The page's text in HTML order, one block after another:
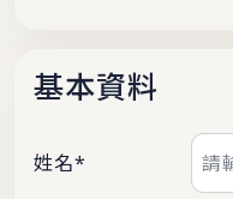
基本資料
姓名*